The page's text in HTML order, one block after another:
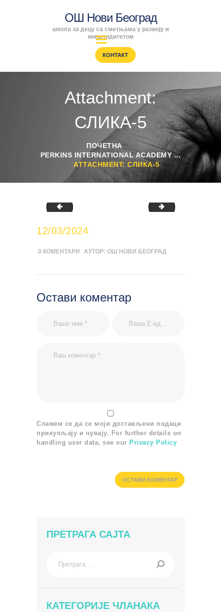
ОШ Нови Београд
школа за децу са сметњама у развоју и
инвалидитетом
КОНТАКТ
Attachment:
СЛИКА-5
ПОЧЕТНА
PERKINS INTERNATIONAL ACADEMY ...
ATTACHMENT: СЛИКА-5
ОШ Нови Београд
школа за децу са сметњама у развоју и инвалидитетом
SRPSKI
ПРОГРАМИ
ГАЛЕРИЈА
ШКОЛА
СЛИКА-6 СЛИКА-7
12/03/2024
0 КОМЕНТАРИ АУТОР: ОШ НОВИ БЕОГРАД
Остави коментар
Слажем се да се моји достављени подаци
прикупљају и чувају. For further details on
handling user data, see our Privacy Policy
ПРЕТРАГА САЈТА
КАТЕГОРИЈЕ ЧЛАНАКА